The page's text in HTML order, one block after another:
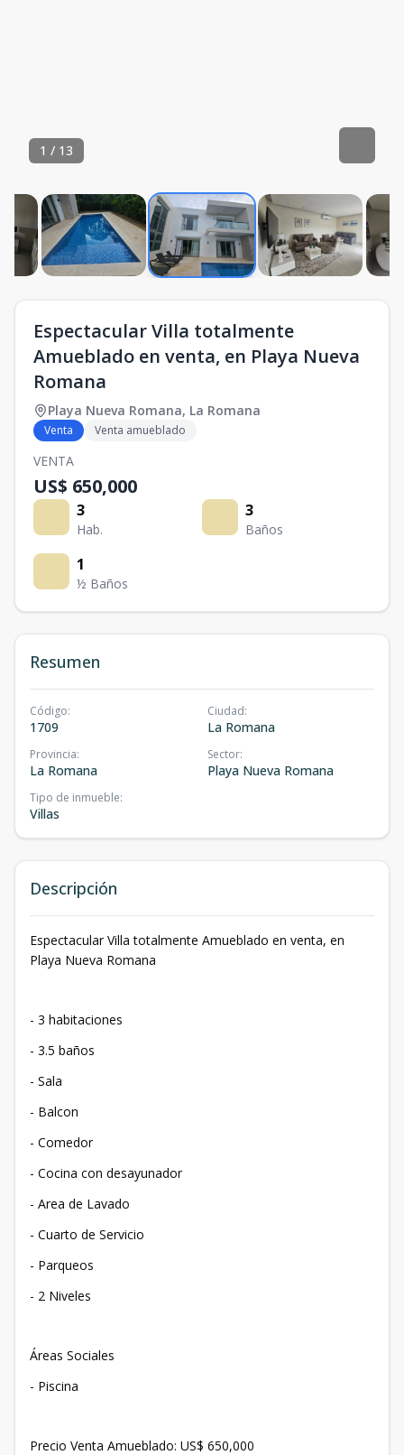
1 / 13
Espectacular Villa totalmente
Amueblado en venta, en Playa Nueva
Romana
Playa Nueva Romana, La Romana
Venta Venta amueblado
VENTA
US$ 650,000
3
Hab.
3
Baños
1
½ Baños
Resumen
Código:
1709
Ciudad:
La Romana
Provincia:
La Romana
Sector:
Playa Nueva Romana
Tipo de inmueble:
Villas
Descripción
Espectacular Villa totalmente Amueblado en venta, en
Playa Nueva Romana
- 3 habitaciones
- 3.5 baños
- Sala
- Balcon
- Comedor
- Cocina con desayunador
- Area de Lavado
- Cuarto de Servicio
- Parqueos
- 2 Niveles
Áreas Sociales
- Piscina
Precio Venta Amueblado: US$ 650,000